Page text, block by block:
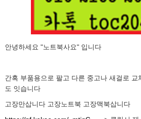
안녕하세요 "노트북사요" 입니다
간혹 부품용으로 팔고 다른 중고나 새걸로 교
도 잇습니다
고장만삽니다 고장노트북 고장맥북삽니다